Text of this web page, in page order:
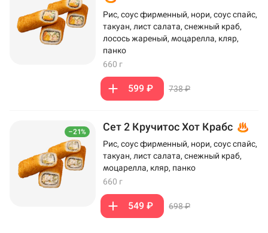
Рис, соус фирменный, нори, соус спайс,
такуан, лист салата, снежный краб,
лосось жареный, моцарелла, кляр,
панко
660 г
599 ₽ 738 ₽
–21% Сет 2 Кручитос Хот Крабс
Рис, соус фирменный, нори, соус спайс,
такуан, лист салата, снежный краб,
моцарелла, кляр, панко
660 г
549 ₽ 698 ₽